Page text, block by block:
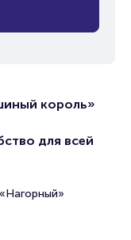
король»
для всей